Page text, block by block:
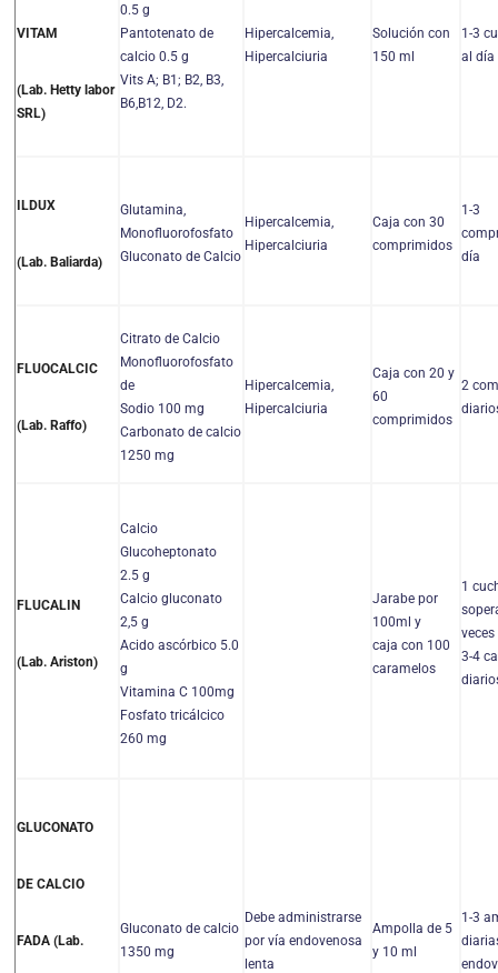
VITAM
(Lab. Hetty labor
SRL)
0.5 g
Pantotenato de
calcio 0.5 g
Vits A; B1; B2, B3,
B6,B12, D2.
Hipercalcemia,
Hipercalciuria
Solución con
150 ml
1-3
al día
ILDUX
(Lab. Baliarda)
Glutamina,
Monofluorofosfato
Gluconato de Calcio
Hipercalcemia,
Hipercalciuria
Caja con 30
comprimidos
1-3
día
FLUOCALCIC
(Lab. Raffo)
Citrato de Calcio
Monofluorofosfato
de
Sodio 100 mg
Carbonato de calcio
1250 mg
Hipercalcemia,
Hipercalciuria
Caja con 20 y
60
comprimidos
2
FLUCALIN
(Lab. Ariston)
Calcio
Glucoheptonato
2.5 g
Calcio gluconato
2,5 g
Acido ascórbico 5.0
g
Vitamina C 100mg
Fosfato tricálcico
260 mg
Jarabe por
100ml y
caja con 100
caramelos
1
3-4
GLUCONATO
DE CALCIO
FADA (Lab.
Gluconato de calcio
1350 mg
Debe administrarse
por vía endovenosa
lenta
Ampolla de 5
y 10 ml
1-3